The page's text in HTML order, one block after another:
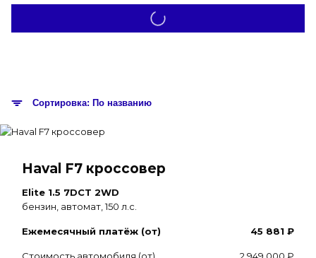
Сортировка: По названию
Haval F7 кроссовер
Elite 1.5 7DCT 2WD
бензин, автомат, 150 л.с.
Ежемесячный платёж (от) 45 881 ₽